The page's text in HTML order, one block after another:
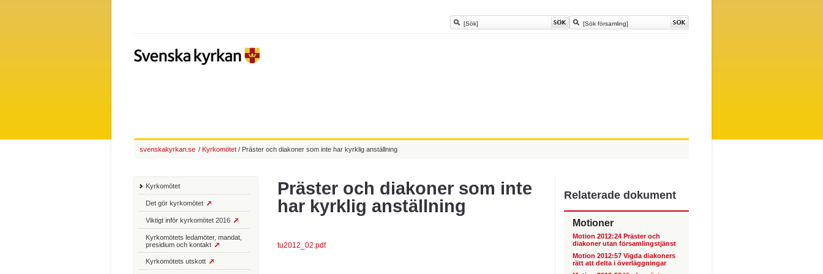
Präster och diakoner som inte
har kyrklig anställning
tu2012_02.pdf
Kyrkomötet
Det gör kyrkomötet
Viktigt inför kyrkomötet 2016
Kyrkomötets ledamöter, mandat,
presidium och kontakt
Kyrkomötets utskott
Relaterade dokument
Motioner
Motion 2012:24 Präster och
diakoner utan församlingstjänst
Motion 2012:57 Vigda diakoners
rätt att delta i överläggningar
svenskakyrkan.se / Kyrkomötet / Präster och diakoner som inte har kyrklig anställning